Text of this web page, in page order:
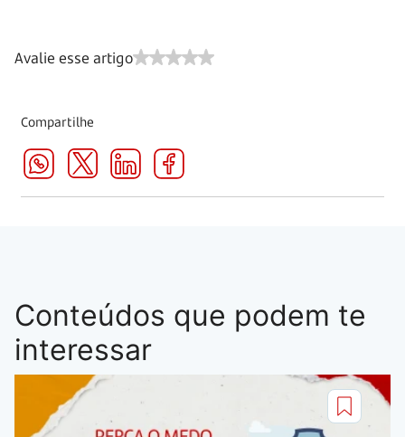
Avalie esse artigo
Compartilhe
Conteúdos que podem te
interessar